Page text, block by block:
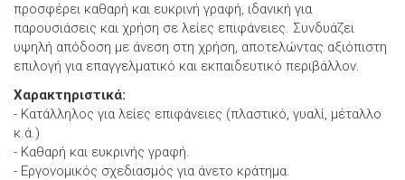
προσφέρει καθαρή και ευκρινή γραφή, ιδανική για
παρουσιάσεις και χρήση σε λείες επιφάνειες. Συνδυάζει
υψηλή απόδοση με άνεση στη χρήση, αποτελώντας αξιόπιστη
επιλογή για επαγγελματικό και εκπαιδευτικό περιβάλλον.
Χαρακτηριστικά:
- Κατάλληλος για λείες επιφάνειες (πλαστικό, γυαλί, μέταλλο
κ.ά.)
- Καθαρή και ευκρινής γραφή.
- Εργονομικός σχεδιασμός για άνετο κράτημα.